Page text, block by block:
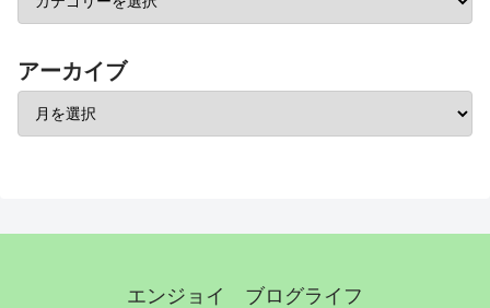
アーカイブ
エンジョイ ブログライフ